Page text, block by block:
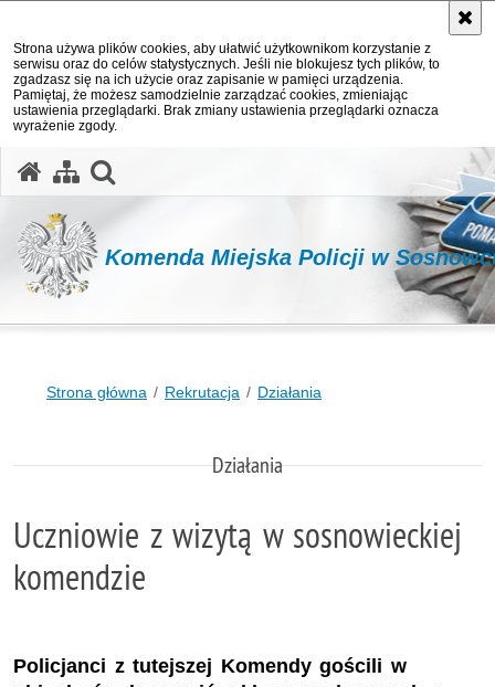
Strona używa plików cookies, aby ułatwić użytkownikom korzystanie z
serwisu oraz do celów statystycznych. Jeśli nie blokujesz tych plików, to
zgadzasz się na ich użycie oraz zapisanie w pamięci urządzenia.
Pamiętaj, że możesz samodzielnie zarządzać cookies, zmieniając
ustawienia przeglądarki. Brak zmiany ustawienia przeglądarki oznacza
wyrażenie zgody.
Komenda Miejska Policji w
Strona główna Rekrutacja Działania
Działania
Uczniowie z wizytą w sosnowieckiej
komendzie
Policjanci z tutejszej Komendy gościli w